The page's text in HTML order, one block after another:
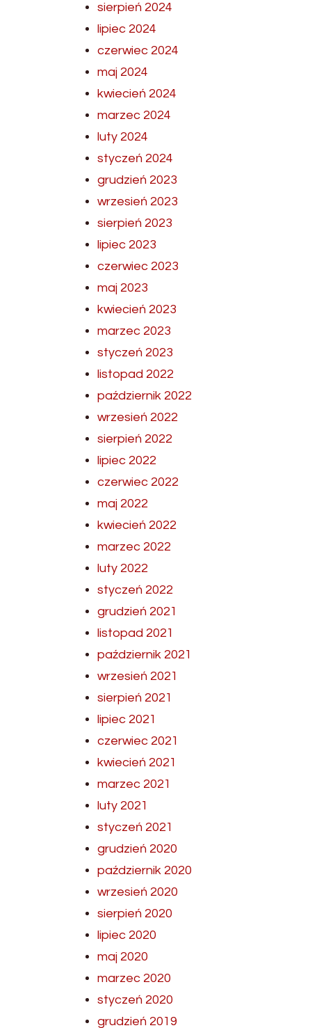
sierpień 2024
lipiec 2024
czerwiec 2024
maj 2024
kwiecień 2024
marzec 2024
luty 2024
styczeń 2024
grudzień 2023
wrzesień 2023
sierpień 2023
lipiec 2023
czerwiec 2023
maj 2023
kwiecień 2023
marzec 2023
styczeń 2023
listopad 2022
październik 2022
wrzesień 2022
sierpień 2022
lipiec 2022
czerwiec 2022
maj 2022
kwiecień 2022
marzec 2022
luty 2022
styczeń 2022
grudzień 2021
listopad 2021
październik 2021
wrzesień 2021
sierpień 2021
lipiec 2021
czerwiec 2021
kwiecień 2021
marzec 2021
luty 2021
styczeń 2021
grudzień 2020
październik 2020
wrzesień 2020
sierpień 2020
lipiec 2020
maj 2020
marzec 2020
styczeń 2020
grudzień 2019